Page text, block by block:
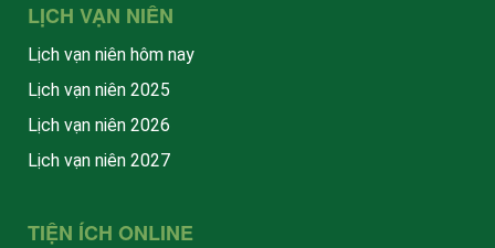
LỊCH VẠN NIÊN
Lịch vạn niên hôm nay
Lịch vạn niên 2025
Lịch vạn niên 2026
Lịch vạn niên 2027
TIỆN ÍCH ONLINE